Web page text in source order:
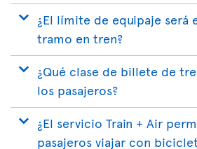
¿El límite de equipaje será
tramo en tren?
¿Qué clase de billete de
los pasajeros?
¿El servicio Train + Air
pasajeros viajar con